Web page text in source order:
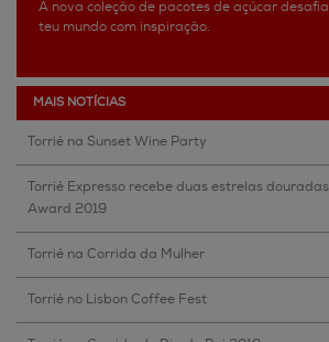
A nova coleção de pacotes de açúcar
teu mundo com inspiração.
MAIS NOTÍCIAS
Torrié na Sunset Wine Party
Torrié Expresso recebe duas estrelas
Award 2019
Torrié na Corrida da Mulher
Torrié no Lisbon Coffee Fest